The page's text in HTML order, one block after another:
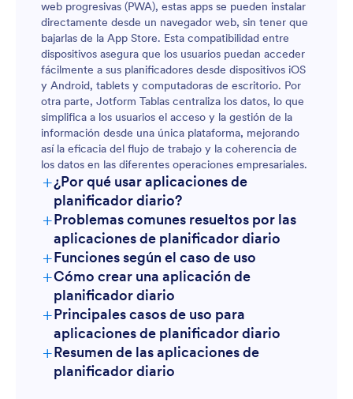
web progresivas (PWA), estas apps se pueden instalar
directamente desde un navegador web, sin tener que
bajarlas de la App Store. Esta compatibilidad entre
dispositivos asegura que los usuarios puedan acceder
fácilmente a sus planificadores desde dispositivos iOS
y Android, tablets y computadoras de escritorio. Por
otra parte, Jotform Tablas centraliza los datos, lo que
simplifica a los usuarios el acceso y la gestión de la
información desde una única plataforma, mejorando
así la eficacia del flujo de trabajo y la coherencia de
los datos en las diferentes operaciones empresariales.
+¿Por qué usar aplicaciones de
planificador diario?
+Problemas comunes resueltos por las
aplicaciones de planificador diario
+Funciones según el caso de uso
+Cómo crear una aplicación de
planificador diario
+Principales casos de uso para
aplicaciones de planificador diario
Para gerentes
+Resumen de las aplicaciones de
planificador diario